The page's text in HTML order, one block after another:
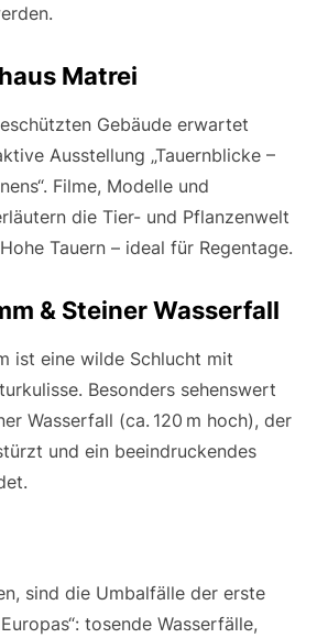
Matrei
Gebäude erwartet
Ausstellung „Tauernblicke –
Filme, Modelle und
die Tier- und Pflanzenwelt
Tauern – ideal für Regentage.
& Steiner Wasserfall
ist eine wilde Schlucht mit
Besonders sehenswert
Wasserfall (ca. 120 m hoch), der
und ein beeindruckendes
sind die Umbalfälle der erste
tosende Wasserfälle,